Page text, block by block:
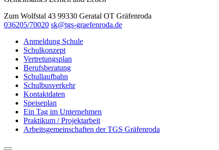
Zum Wolfstal 43 99330 Geratal OT Gräfenroda
036205/70020 sk@tgs-graefenroda.de
Anmeldung Schule
Schulkonzept
Vertretungsplan
Berufsberatung
Schullaufbahn
Schulbusverkehr
Kontaktdaten
Speiseplan
Ein Tag im Unternehmen
Praktikum / Projektarbeit
Arbeitsgemeinschaften der TGS Gräfenroda